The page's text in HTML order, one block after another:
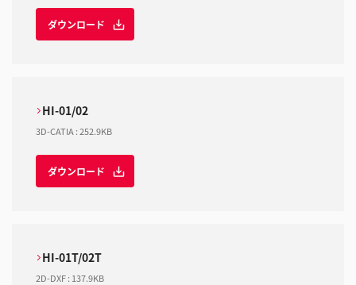
ダウンロード
HI-01/02
3D-CATIA :252.9KB
ダウンロード
HI-01T/02T
2D-DXF: 137.9KB